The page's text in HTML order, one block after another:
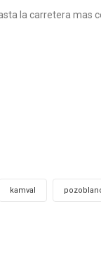
la carretera mas
kamval